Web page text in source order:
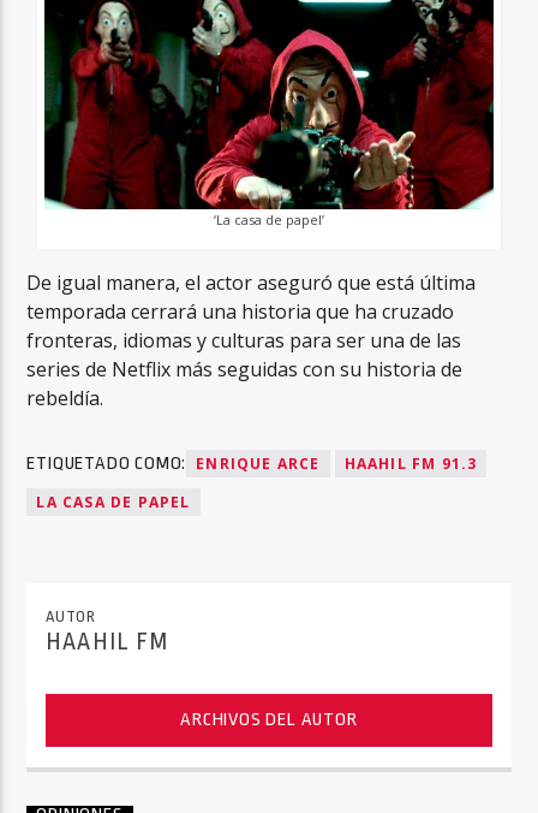
‘La casa de papel’
De igual manera, el actor aseguró que está última
temporada cerrará una historia que ha cruzado
fronteras, idiomas y culturas para ser una de las
series de Netflix más seguidas con su historia de
rebeldía.
ETIQUETADO COMO: ENRIQUE ARCE
HAAHIL FM 91.3
LA CASA DE PAPEL
AUTOR
HAAHIL FM
ARCHIVOS DEL AUTOR